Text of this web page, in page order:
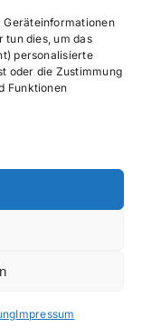
Geräteinformationen
tun dies, um das
personalisierte
oder die Zustimmung
Funktionen
Impressum